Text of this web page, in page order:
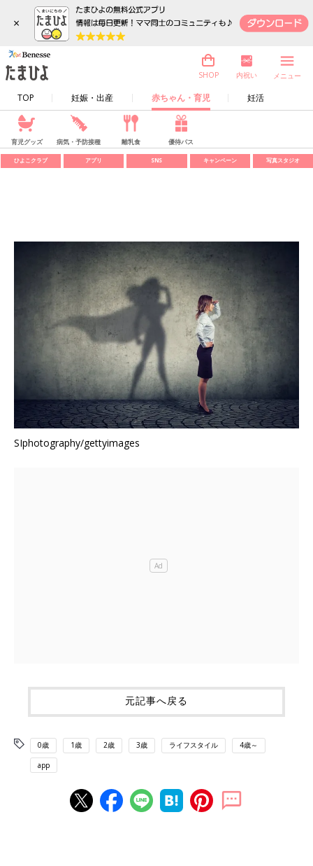
×
TOP 妊娠・出産 赤ちゃん・育児 妊活
SHOP 内祝い メニュー
育児グッズ 病気・予防接種 離乳食 優待パス
ひよこクラブ アプリ SNS キャンペーン 写真スタジオ
SIphotography/gettyimages
元記事へ戻る
0歳 1歳 2歳 3歳 ライフスタイル 4歳～
app